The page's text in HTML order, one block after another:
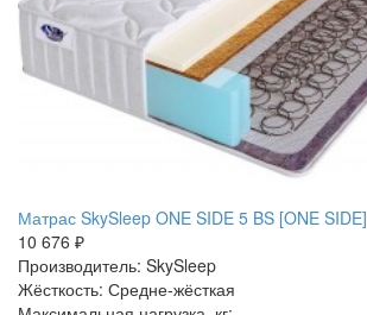
Матрас SkySleep ONE SIDE 5 BS [ONE SIDE]
10 676 ₽
Производитель: SkySleep
Жёсткость: Средне-жёсткая